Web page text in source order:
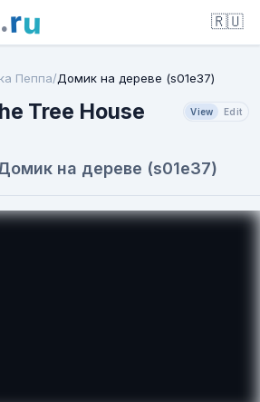
.ru 🇷🇺
Пеппа/Домик на дереве (s01e37)
Tree House
View Edit
на дереве (s01e37)